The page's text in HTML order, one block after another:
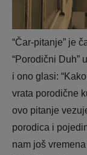
“Čar-pitanje” je
“Porodični Duh”
i ono glasi:
vrata porodične
ovo pitanje
porodica i
nam još